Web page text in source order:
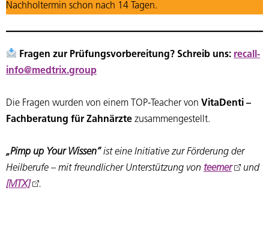
Nachholtermin schon nach 14 Tagen.
Fragen zur Prüfungsvorbereitung? Schreib uns: recall-
info@medtrix.group
Die Fragen wurden von einem TOP-Teacher von VitaDenti –
Fachberatung für Zahnärzte zusammengestellt.
„Pimp up Your Wissen” ist eine Initiative zur Förderung der
Heilberufe – mit freundlicher Unterstützung von teemer
und
[MTX]
.